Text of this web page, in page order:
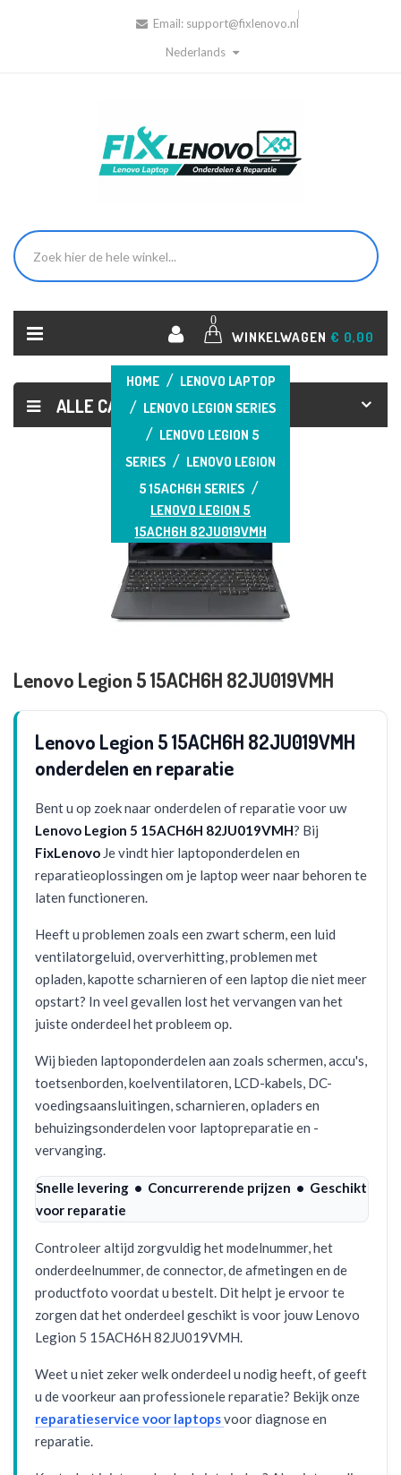
Email: support@fixlenovo.nl
Nederlands
0
WINKELWAGEN € 0,00
ALLE CATEGORIEËN
HOME
LENOVO LAPTOP
LENOVO LEGION SERIES
LENOVO LEGION 5
SERIES
LENOVO LEGION
5 15ACH6H SERIES
LENOVO LEGION 5
15ACH6H 82JU019VMH
Lenovo Legion 5 15ACH6H 82JU019VMH
Lenovo Legion 5 15ACH6H 82JU019VMH
onderdelen en reparatie
Bent u op zoek naar onderdelen of reparatie voor uw
Lenovo Legion 5 15ACH6H 82JU019VMH? Bij
FixLenovo Je vindt hier laptoponderdelen en
reparatieoplossingen om je laptop weer naar behoren te
laten functioneren.
Heeft u problemen zoals een zwart scherm, een luid
ventilatorgeluid, oververhitting, problemen met
opladen, kapotte scharnieren of een laptop die niet meer
opstart? In veel gevallen lost het vervangen van het
juiste onderdeel het probleem op.
Wij bieden laptoponderdelen aan zoals schermen, accu's,
toetsenborden, koelventilatoren, LCD-kabels, DC-
voedingsaansluitingen, scharnieren, opladers en
behuizingsonderdelen voor laptopreparatie en -
vervanging.
Snelle levering • Concurrerende prijzen • Geschikt
voor reparatie
Controleer altijd zorgvuldig het modelnummer, het
onderdeelnummer, de connector, de afmetingen en de
productfoto voordat u bestelt. Dit helpt je ervoor te
zorgen dat het onderdeel geschikt is voor jouw Lenovo
Legion 5 15ACH6H 82JU019VMH.
Weet u niet zeker welk onderdeel u nodig heeft, of geeft
u de voorkeur aan professionele reparatie? Bekijk onze
reparatieservice voor laptopsvoor diagnose en
reparatie.